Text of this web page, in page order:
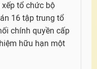
tổ chức bộ
16 tập trung tổ
chính quyền cấp
hữu hạn một